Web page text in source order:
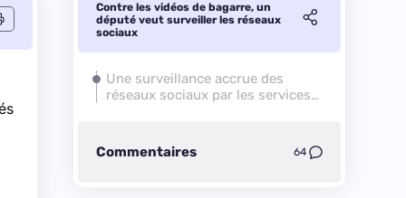
Contre les vidéos de bagarre, un
député veut surveiller les réseaux
sociaux
Une surveillance accrue des
réseaux sociaux par les services
Commentaires 64